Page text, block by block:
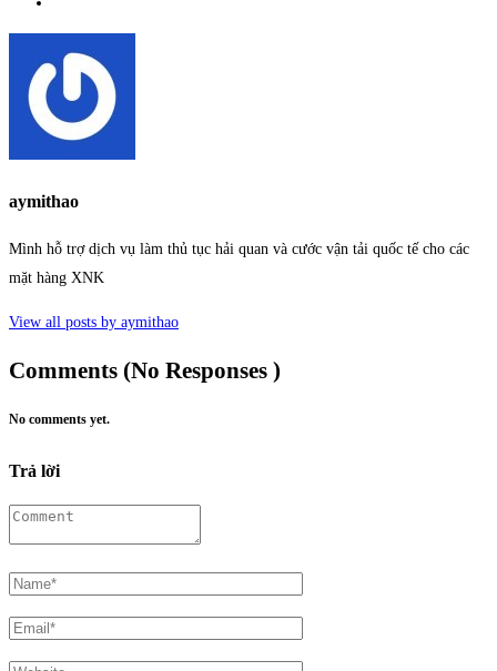
aymithao
Mình hỗ trợ dịch vụ làm thủ tục hải quan và cước vận tải quốc tế cho các
mặt hàng XNK
View all posts by aymithao
Comments (No Responses )
No comments yet.
Trả lời